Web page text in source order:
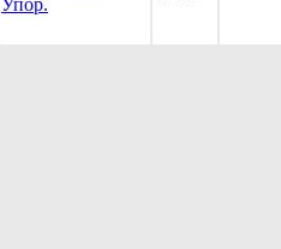
Упор.